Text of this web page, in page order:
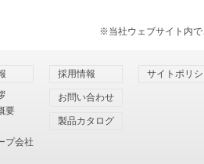
※当社ウェブサイト内で
要
プ会社
採用情報
お問い合わせ
製品カタログ
サイトポリ